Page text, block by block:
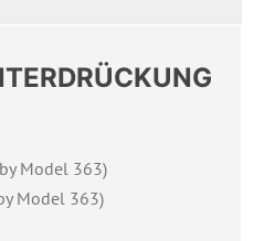
Model 363)
Model 363)